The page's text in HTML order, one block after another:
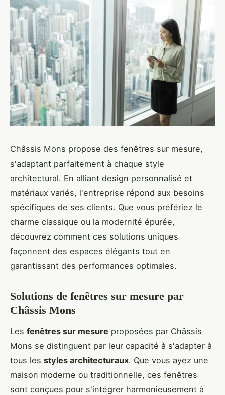
Châssis Mons propose des fenêtres sur mesure,
s'adaptant parfaitement à chaque style
architectural. En alliant design personnalisé et
matériaux variés, l'entreprise répond aux besoins
spécifiques de ses clients. Que vous préfériez le
charme classique ou la modernité épurée,
découvrez comment ces solutions uniques
façonnent des espaces élégants tout en
garantissant des performances optimales.
Solutions de fenêtres sur mesure par
Châssis Mons
Les fenêtres sur mesure proposées par Châssis
Mons se distinguent par leur capacité à s'adapter à
tous les styles architecturaux. Que vous ayez une
maison moderne ou traditionnelle, ces fenêtres
sont conçues pour s'intégrer harmonieusement à